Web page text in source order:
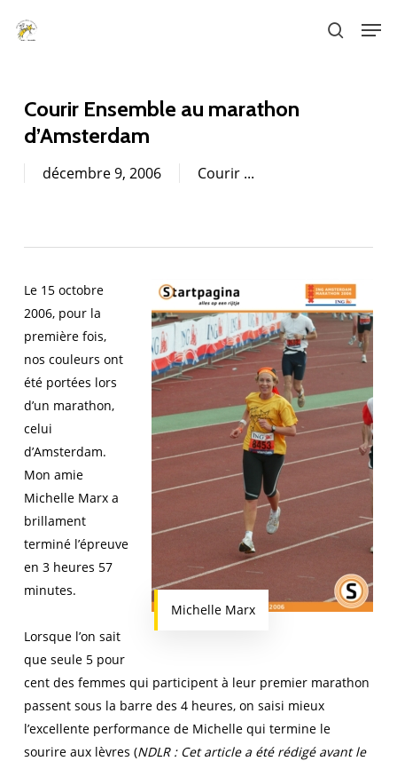
search
Courir Ensemble au marathon
d’Amsterdam
décembre 9, 2006 Courir ...
Michelle Marx
Le 15 octobre
2006, pour la
première fois,
nos couleurs ont
été portées lors
d’un marathon,
celui
d’Amsterdam.
Mon amie
Michelle Marx a
brillament
terminé l’épreuve
en 3 heures 57
minutes.
Lorsque l’on sait
que seule 5 pour
cent des femmes qui participent à leur premier marathon
passent sous la barre des 4 heures, on saisi mieux
l’excellente performance de Michelle qui termine le
sourire aux lèvres (NDLR : Cet article a été rédigé avant le